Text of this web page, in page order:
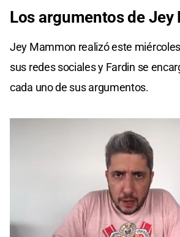
Los argumentos de Jey
Jey Mammon realizó este
sus redes sociales y Fardin se
cada uno de sus argumentos.